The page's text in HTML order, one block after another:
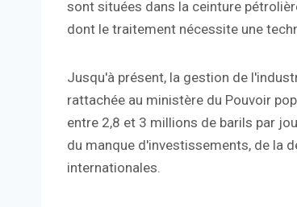
sont situées dans la ceinture
dont le traitement nécessite une
Jusqu'à présent, la gestion de
rattachée au ministère du Pouvoir
entre 2,8 et 3 millions de barils par
du manque d'investissements, de la
internationales.